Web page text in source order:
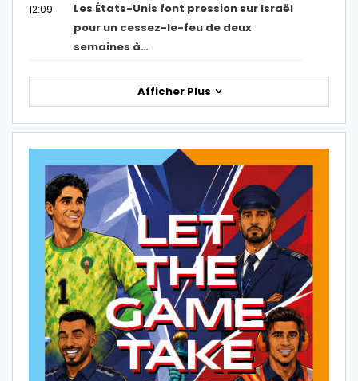
12:09
Les États-Unis font pression sur Israël
pour un cessez-le-feu de deux
semaines à…
Afficher Plus